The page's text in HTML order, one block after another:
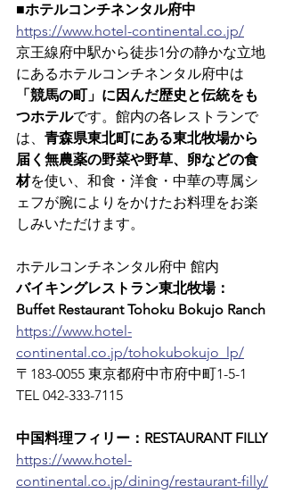
■ホテルコンチネンタル府中
https://www.hotel-continental.co.jp/
京王線府中駅から徒歩1分の静かな立地
にあるホテルコンチネンタル府中は
「競馬の町」に因んだ歴史と伝統をも
つホテルです。館内の各レストランで
は、 青森県東北町にある東北牧場から
届く無農薬の野菜や野草、卵などの食
材を使い、和食・洋食・中華の専属シ
ェフが腕によりをかけたお料理をお楽
しみいただけます。
ホテルコンチネンタル府中 館内
バイキングレストラン東北牧場：
Buffet Restaurant Tohoku Bokujo Ranch
https://www.hotel-
continental.co.jp/tohokubokujo_lp/
〒183-0055 東京都府中市府中町1-5-1
TEL 042-333-7115
中国料理フィリー：RESTAURANT FILLY
https://www.hotel-
continental.co.jp/dining/restaurant-filly/